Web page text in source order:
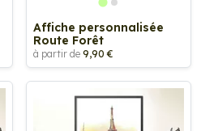
Affiche personnalisée
Route Forêt
à partir de 9,90 €